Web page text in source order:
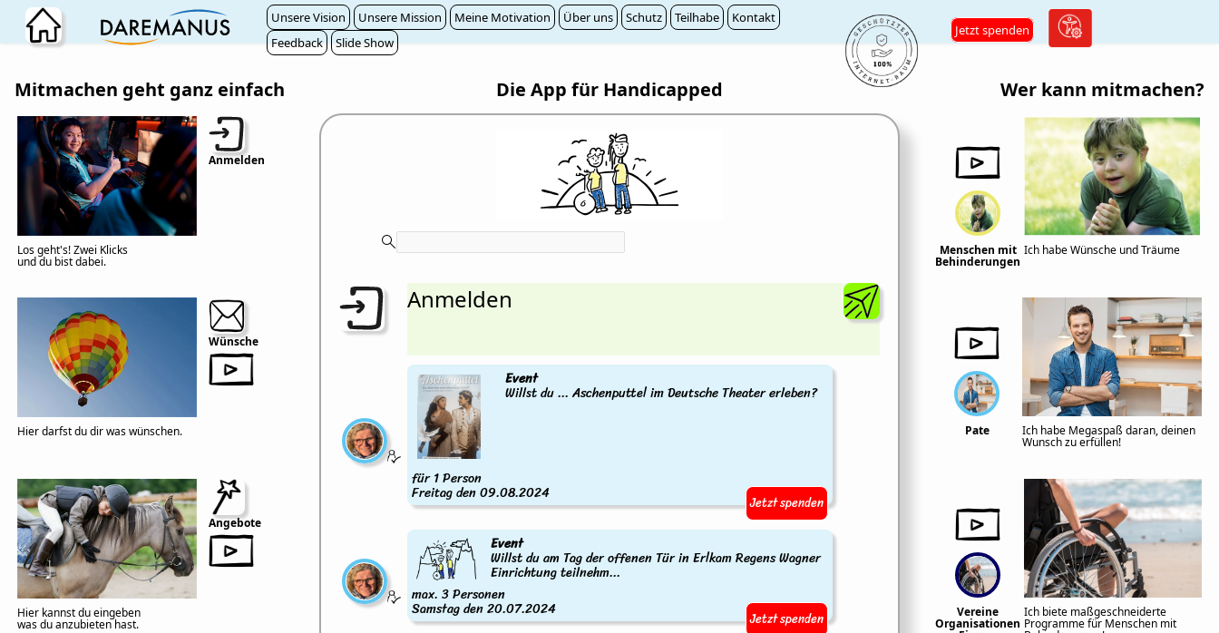
Zum Hauptinhalt wechseln Unsere Vision Unsere Mission Meine Motivation Über uns Schutz Teilhabe
Kontakt
Feedback
Slide Show
Jetzt spenden
Mitmachen geht ganz einfach Die App für Handicapped Wer kann mitmachen?
Anmelden
Los geht's! Zwei Klicks
und du bist dabei.
Wünsche
Hier darfst du dir was wünschen.
Angebote
Hier kannst du eingeben
was du anzubieten hast.
Anmelden
Event
Willst du ... Aschenputtel im Deutsche Theater erleben?
für 1 Person
Freitag den 09.08.2024 Jetzt spenden
Event
Willst du am Tag der offenen Tür in Erlkam Regens Wagner
Einrichtung teilnehm...
max. 3 Personen
Samstag den 20.07.2024 Jetzt spenden
Menschen mit
Behinderungen
Ich habe Wünsche und Träume
Pate Ich habe Megaspaß daran, deinen
Wunsch zu erfüllen!
Vereine
Organisationen
Ich biete maßgeschneiderte
Programme für Menschen mit